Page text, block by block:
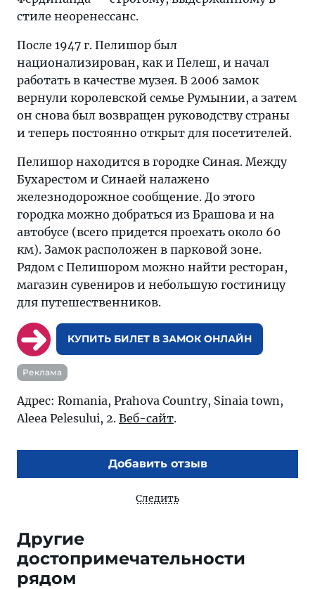
стиле неоренессанс.
После 1947 г. Пелишор был
национализирован, как и Пелеш, и начал
работать в качестве музея. В 2006 замок
вернули королевской семье Румынии, а затем
он снова был возвращен руководству страны
и теперь постоянно открыт для посетителей.
Пелишор находится в городке Синая. Между
Бухарестом и Синаей налажено
железнодорожное сообщение. До этого
городка можно добраться из Брашова и на
автобусе (всего придется проехать около 60
км). Замок расположен в парковой зоне.
Рядом с Пелишором можно найти ресторан,
магазин сувениров и небольшую гостиницу
для путешественников.
КУПИТЬ БИЛЕТ В ЗАМОК ОНЛАЙН
Реклама
Адрес: Romania, Prahova Country, Sinaia town,
Aleea Pelesului, 2. Веб-сайт.
Добавить отзыв
Следить
Другие
достопримечательности
рядом